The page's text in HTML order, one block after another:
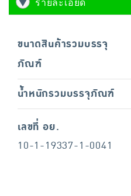
ขนาดสินค้ารวมบรรจุ
ภัณฑ์
น้ำหนักรวมบรรจุภัณฑ์
เลขที่ อย.
10-1-19337-1-0041